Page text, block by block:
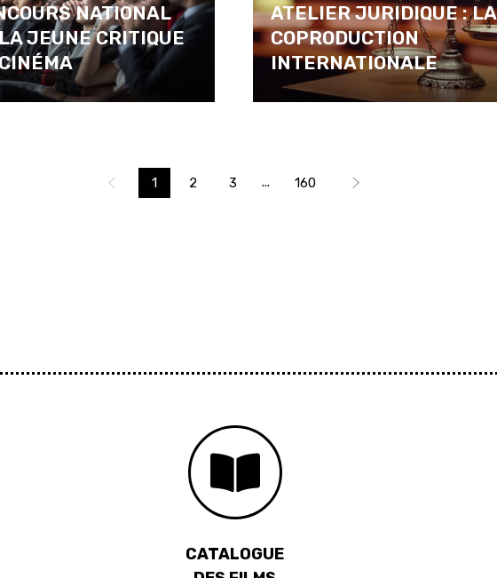
NATIONAL
JEUNE CRITIQUE
ATELIER JURIDIQUE : LA
COPRODUCTION
INTERNATIONALE
1 2 3 ... 160
CATALOGUE